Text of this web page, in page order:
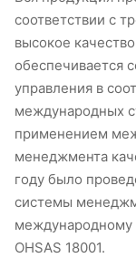
соответствии с
высокое
обеспечивается
управления в
международных
применением
менеджмента
году было
системы
международному
OHSAS 18001.